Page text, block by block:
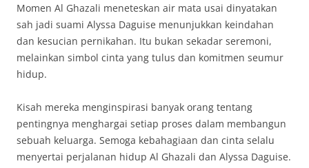
Momen Al Ghazali meneteskan air mata usai dinyatakan
sah jadi suami Alyssa Daguise menunjukkan keindahan
dan kesucian pernikahan. Itu bukan sekadar seremoni,
melainkan simbol cinta yang tulus dan komitmen seumur
hidup.
Kisah mereka menginspirasi banyak orang tentang
pentingnya menghargai setiap proses dalam membangun
sebuah keluarga. Semoga kebahagiaan dan cinta selalu
menyertai perjalanan hidup Al Ghazali dan Alyssa Daguise.